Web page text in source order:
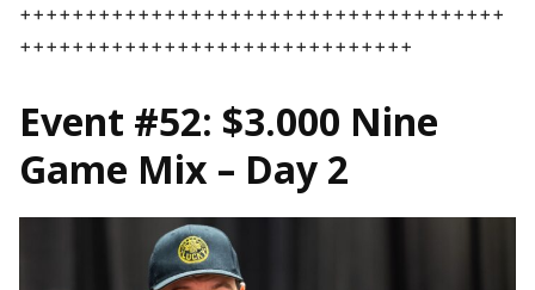
+++++++++++++++++++++++++++++++++++++
++++++++++++++++++++++++++++++
Event #52: $3.000 Nine
Game Mix – Day 2